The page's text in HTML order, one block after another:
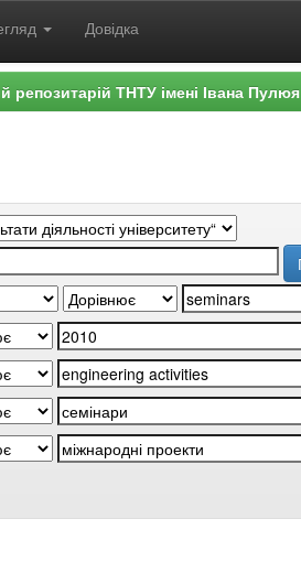
Довідка
репозитарій ТНТУ імені Івана Пулюя